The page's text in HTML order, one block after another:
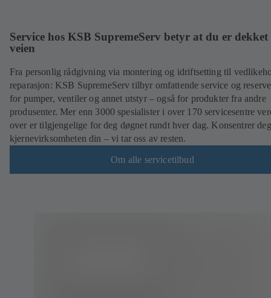
Service hos KSB SupremeServ betyr at du er dekket
veien
Fra personlig rådgivning via montering og idriftsetting til
reparasjon: KSB SupremeServ tilbyr omfattende service og
for pumper, ventiler og annet utstyr – også for produkter fra andre
produsenter. Mer enn 3000 spesialister i over 170 servicesentre
over er tilgjengelige for deg døgnet rundt hver dag. Konsentrer
kjernevirksomheten din – vi tar oss av resten.
Om alle servicetilbud